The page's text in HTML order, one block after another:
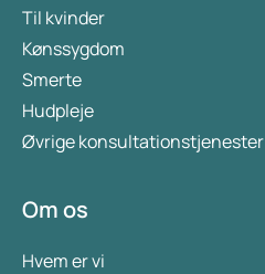
Til kvinder
Kønssygdom
Smerte
Hudpleje
Øvrige konsultationstjenester
Om os
Hvem er vi